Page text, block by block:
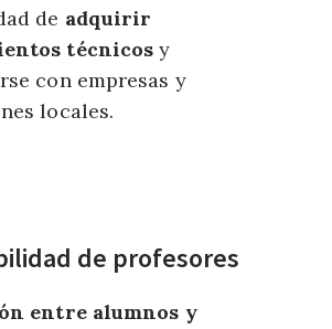
de adquirir
técnicos y
con empresas y
locales.
de profesores
entre alumnos y